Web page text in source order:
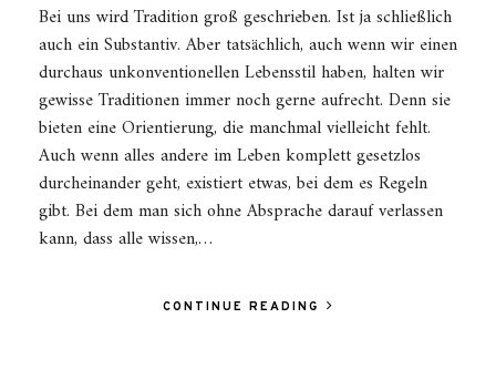
Bei uns wird Tradition groß geschrieben. Ist ja schließlich
auch ein Substantiv. Aber tatsächlich, auch wenn wir einen
durchaus unkonventionellen Lebensstil haben, halten wir
gewisse Traditionen immer noch gerne aufrecht. Denn sie
bieten eine Orientierung, die manchmal vielleicht fehlt.
Auch wenn alles andere im Leben komplett gesetzlos
durcheinander geht, existiert etwas, bei dem es Regeln
gibt. Bei dem man sich ohne Absprache darauf verlassen
kann, dass alle wissen,…
CONTINUE READING